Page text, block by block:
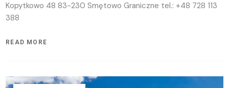
Kopytkowo 48 83-230 Smętowo Graniczne tel.: +48 728 113
388
READ MORE